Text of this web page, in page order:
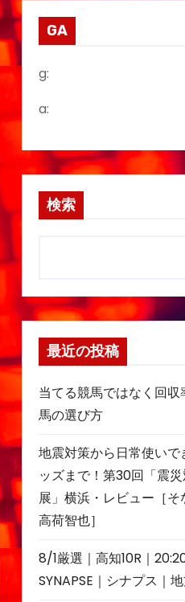
GA
g:
a:
検索
最近の投稿
当てる競馬ではなく回収
馬の選び方
地震対策から日常使いで
ッズまで！第30回「震
展」横浜・レビュー［そ
高荷智也］
8/1厳選｜高知10R｜
SYNAPSE｜シナプス｜